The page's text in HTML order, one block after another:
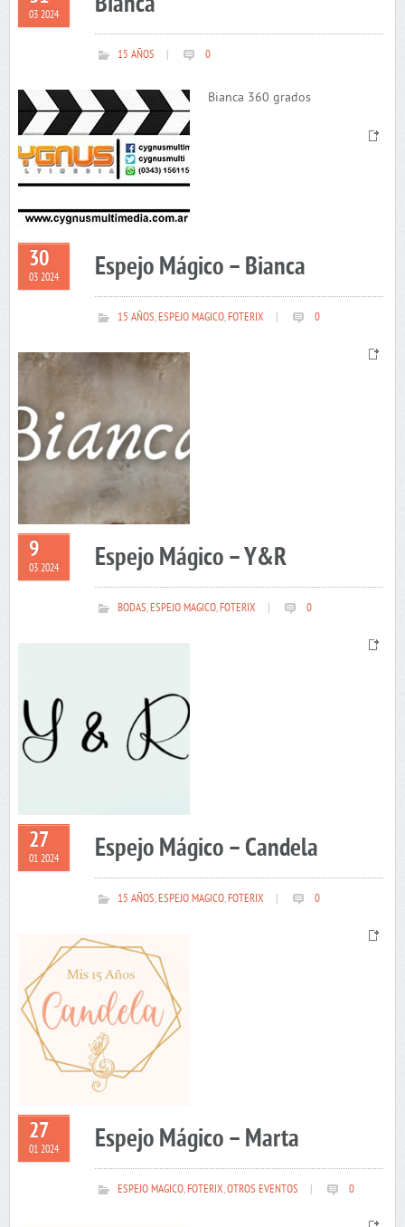
03 2024
15 AÑOS 0
Bianca 360 grados
30
03 2024 Espejo Mágico – Bianca
15 AÑOS,ESPEJO MAGICO,FOTERIX 0
9
03 2024 Espejo Mágico – Y&R
BODAS,ESPEJO MAGICO,FOTERIX 0
27
01 2024 Espejo Mágico – Candela
15 AÑOS,ESPEJO MAGICO,FOTERIX 0
27
01 2024 Espejo Mágico – Marta
ESPEJO MAGICO,FOTERIX,OTROS EVENTOS 0